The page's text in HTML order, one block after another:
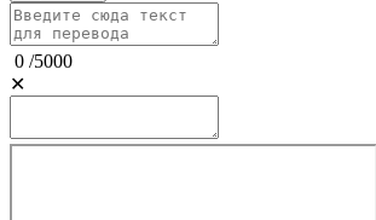
0 /5000
✕